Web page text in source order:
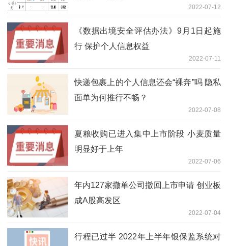
2022-07-12
《数据出境安全评估办法》9月1日起施
行 保护个人信息权益
2022-07-11
快递包裹上的个人信息还会“裸奔”吗 隐私
面单为何推行不畅？
2022-07-08
夏粮收购已进入集中上市阶段 小麦质量
明显好于上年
2022-07-06
年内127家撤单公司撤回上市申请 创业板
成A股高发区
2022-07-04
行程已过半 2022年上半年银保监系统对